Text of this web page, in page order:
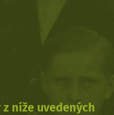
níže uvedených